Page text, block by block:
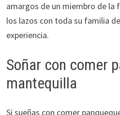
amargos de un miembro de la
los lazos con toda su familia
experiencia.
Soñar con comer
mantequilla
Si sueñas con comer